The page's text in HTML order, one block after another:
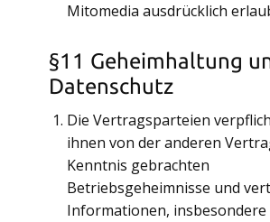
Mitomedia ausdrücklich
§11 Geheimhaltung
Datenschutz
Die Vertragsparteien
ihnen von der anderen
Kenntnis gebrachten
Betriebsgeheimnisse und
Informationen, insbesondere